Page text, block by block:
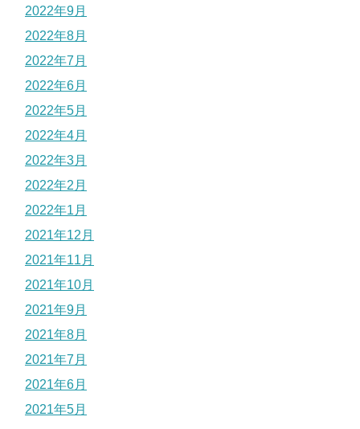
2022年9月
2022年8月
2022年7月
2022年6月
2022年5月
2022年4月
2022年3月
2022年2月
2022年1月
2021年12月
2021年11月
2021年10月
2021年9月
2021年8月
2021年7月
2021年6月
2021年5月